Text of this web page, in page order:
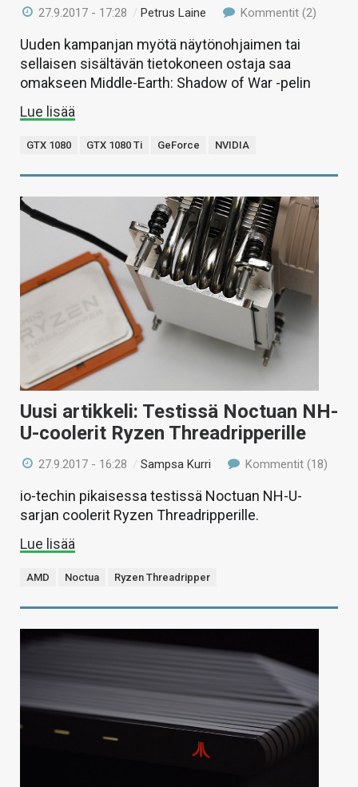
27.9.2017 - 17:28 /Petrus Laine Kommentit (2)
Uuden kampanjan myötä näytönohjaimen tai
sellaisen sisältävän tietokoneen ostaja saa
omakseen Middle-Earth: Shadow of War -pelin
Lue lisää
GTX 1080 GTX 1080 Ti GeForce NVIDIA
Uusi artikkeli: Testissä Noctuan NH-
U-coolerit Ryzen Threadripperille
27.9.2017 - 16:28 /Sampsa Kurri Kommentit (18)
io-techin pikaisessa testissä Noctuan NH-U-
sarjan coolerit Ryzen Threadripperille.
Lue lisää
AMD Noctua Ryzen Threadripper